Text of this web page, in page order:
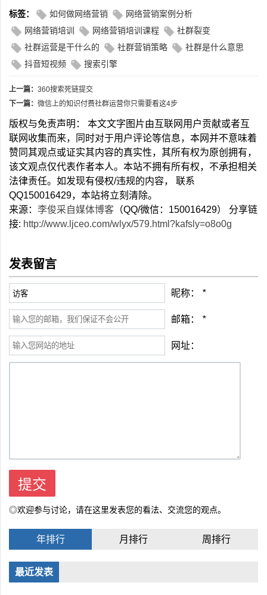
标签： 如何做网络营销
网络营销案例分析
网络营销培训
网络营销培训课程
社群裂变
社群运营是干什么的
社群营销策略
社群是什么意思
抖音短视频
搜索引擎
上一篇： 360搜索死链提交
下一篇： 微信上的知识付费社群运营你只需要看这4步
版权与免责声明： 本文文字图片由互联网用户贡献或者互
联网收集而来，同时对于用户评论等信息，本网并不意味着
赞同其观点或证实其内容的真实性，其所有权为原创拥有，
该文观点仅代表作者本人。本站不拥有所有权，不承担相关
法律责任。如发现有侵权/违规的内容， 联系
QQ150016429，本站将立刻清除。
来源： 李俊采自媒体博客 （QQ/微信：150016429） 分享链
接: http://www.ljceo.com/wlyx/579.html?kafsly=o8o0g
发表留言
昵称： *
邮箱： *
网址：
◎欢迎参与讨论，请在这里发表您的看法、交流您的观点。
年排行 月排行 周排行
最近发表